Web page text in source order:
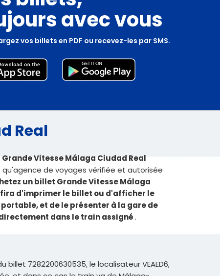
avec vous
vos billets en PDF ou recevez-les par SMS.
Real
Vitesse Málaga Ciudad Real
de voyages vérifiée et autorisée
un billet Grande Vitesse Málaga
d'imprimer le billet ou d'afficher le
et de le présenter à la gare de
dans le train assigné.
billet 7282200630535, le localisateur VEAED6,